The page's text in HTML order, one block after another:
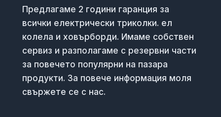
Предлагаме 2 години гаранция за
всички електрически триколки. ел
колела и ховърборди. Имаме собствен
сервиз и разполагаме с резервни части
за повечето популярни на пазара
продукти. За повече информация моля
свържете се с нас.